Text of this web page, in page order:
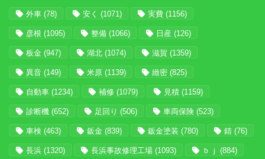
外車 (78) 安く (1071) 実費 (1156)
彦根 (1095) 整備 (1066) 日産 (126)
板金 (947) 湖北 (1074) 滋賀 (1359)
異音 (149) 米原 (1139) 緻密 (825)
自動車 (1234) 補修 (1079) 見積 (1159)
診断機 (652) 足回り (506) 車両保険 (523)
車検 (463) 鈑金 (839) 鈑金塗装 (780) 錆 (76)
長浜 (1320) 長浜事故修理工場 (1093) ｂｊ (884)